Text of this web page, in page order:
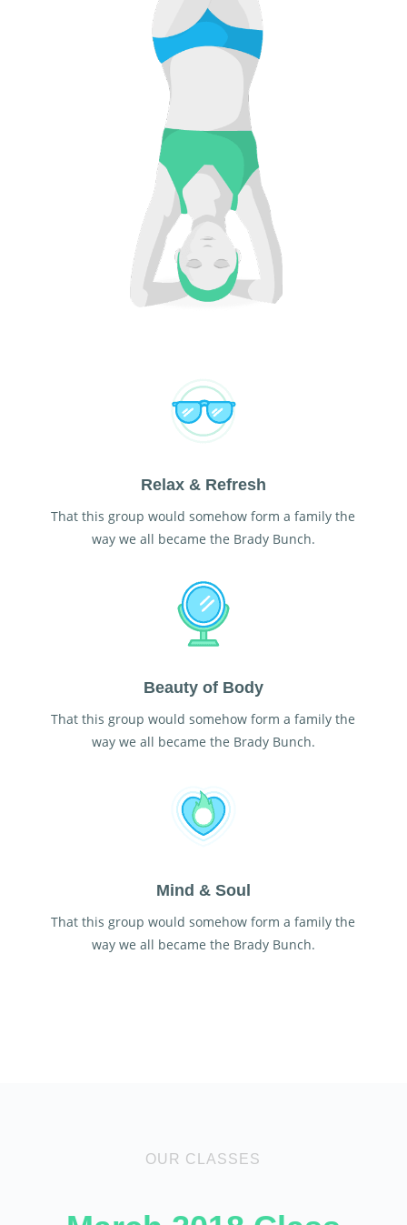
Relax & Refresh
That this group would somehow form a family the
way we all became the Brady Bunch.
Beauty of Body
That this group would somehow form a family the
way we all became the Brady Bunch.
Mind & Soul
That this group would somehow form a family the
way we all became the Brady Bunch.
OUR CLASSES